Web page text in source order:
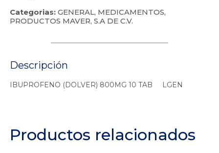
Categorias: GENERAL, MEDICAMENTOS,
PRODUCTOS MAVER, S.A DE C.V.
Descripción
IBUPROFENO (DOLVER) 800MG 10 TAB LGEN
Productos relacionados